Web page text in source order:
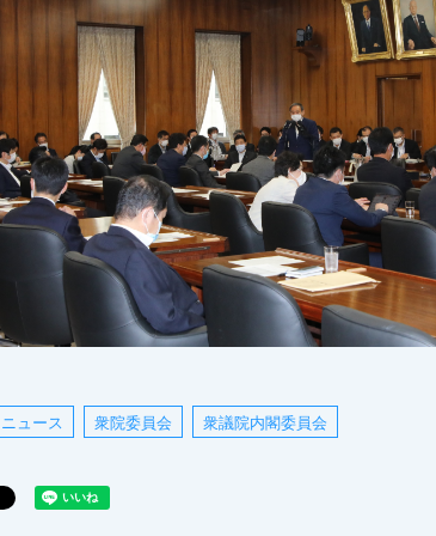
ニュース 衆院委員会 衆議院内閣委員会